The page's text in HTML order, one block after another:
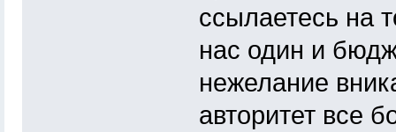
ссылаетесь на
нас один и
нежелание
авторитет все